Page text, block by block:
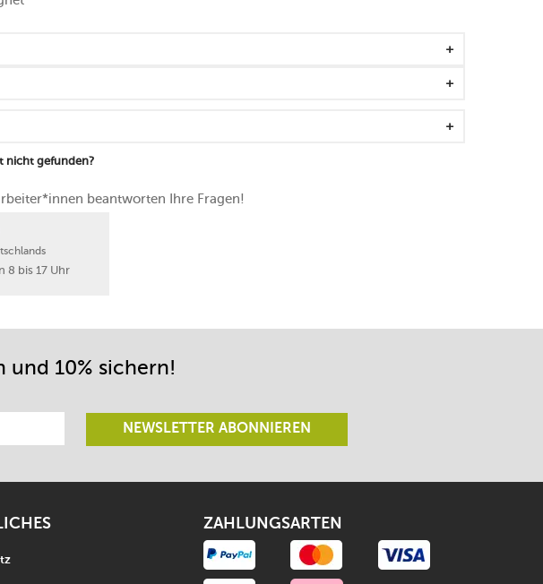
nicht gefunden?
beantworten Ihre Fragen!
8 bis 17 Uhr
10% sichern!
NEWSLETTER ABONNIEREN
ZAHLUNGSARTEN